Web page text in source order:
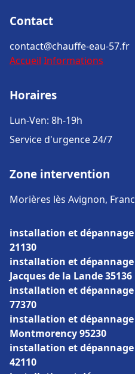
Contact
contact@chauffe-eau-57.fr
Accueil Informations
Horaires
Lun-Ven: 8h-19h
Service d'urgence 24/7
Zone intervention
Morières lès Avignon,
installation et
21130
installation et
Jacques de la Lande 35136
installation et
77370
installation et dépannage
Montmorency 95230
installation et
42110